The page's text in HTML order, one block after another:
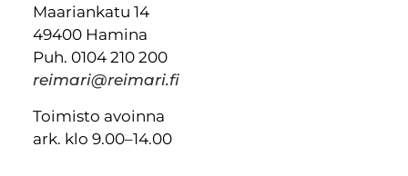
Maariankatu 14
49400 Hamina
Puh. 0104 210 200
reimari@reimari.fi
Toimisto avoinna
ark. klo 9.00–14.00